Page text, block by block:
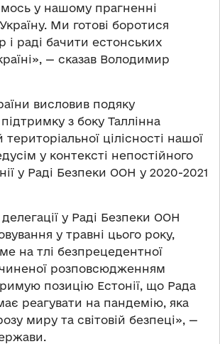
у нашому прагненні
Ми готові боротися
і раді бачити естонських
— сказав Володимир
висловив подяку
з боку Таллінна
територіальної цілісності нашої
у контексті непостійного
у Раді Безпеки ООН у 2020-2021
у Раді Безпеки ООН
у травні цього року,
на тлі безпрецедентної
розповсюдженням
позицію Естонії, що Рада
реагувати на пандемію, яка
миру та світовій безпеці», —